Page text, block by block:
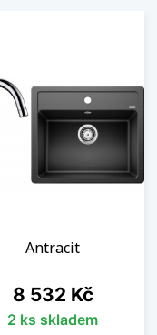
Antracit
Cena
8 532 Kč
2 ks skladem